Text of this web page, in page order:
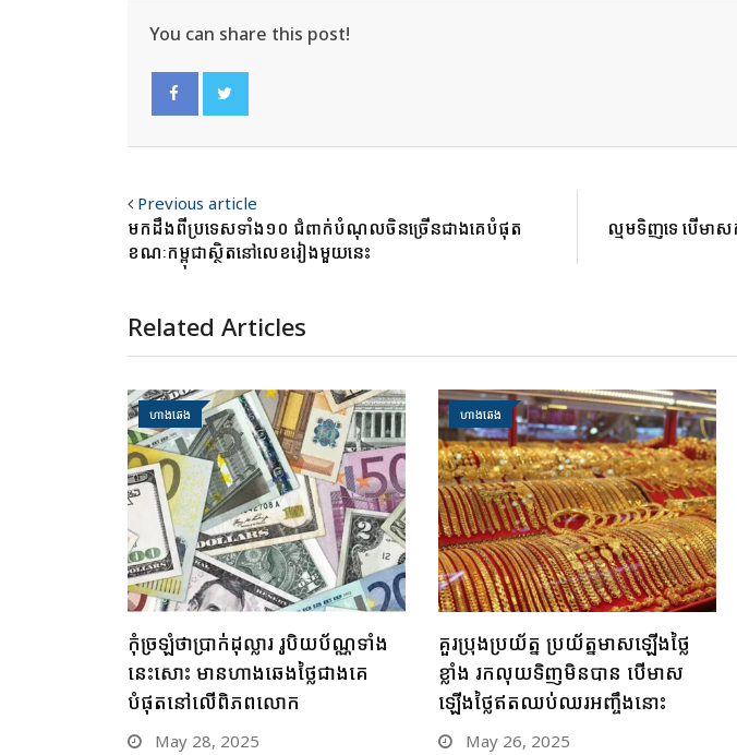
You can share this post!
Previous article
មកដឹងពីប្រទេសទាំង១០ ជំពាក់បំណុលចិនច្រើនជាងគេបំផុត
ខណៈកម្ពុជាស្ថិតនៅលេខរៀងមួយនេះ
ល្មមទិញទេ បើមា
Related Articles
ហាងឆេង
កុំច្រឡំថាប្រាក់ដុល្លារ រូបិយប័ណ្ណទាំង
នេះសោះ មានហាងឆេងថ្លៃជាងគេ
បំផុតនៅលើពិភពលោក
May 28, 2025
ហាងឆេង
គួរប្រុងប្រយ័ត្ន ប្រយ័ត្នមាសឡើងថ្លៃ
ខ្លាំង រកលុយទិញមិនបាន បើមាស
ឡើងថ្លៃឥតឈប់ឈរអញ្ចឹងនោះ
May 26, 2025